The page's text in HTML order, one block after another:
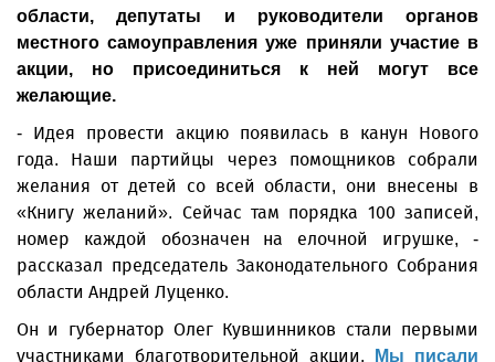
области, депутаты и руководители органов
местного самоуправления уже приняли участие в
акции, но присоединиться к ней могут все
желающие.
- Идея провести акцию появилась в канун Нового
года. Наши партийцы через помощников собрали
желания от детей со всей области, они внесены в
«Книгу желаний». Сейчас там порядка 100 записей,
номер каждой обозначен на елочной игрушке, -
рассказал председатель Законодательного Собрания
области Андрей Луценко.
Он и губернатор Олег Кувшинников стали первыми
участниками благотворительной акции.
Мы писали